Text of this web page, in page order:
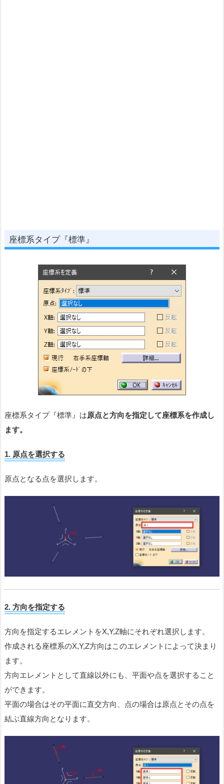
座標系タイプ『標準』
座標系タイプ『標準』は原点と方向を指定して座標系を作成し
ます。
1. 原点を選択する
原点となる点を選択します。
2. 方向を指定する
方向を指定するエレメントをX,Y,Z軸にそれぞれ選択します。
作成される座標系のX,Y,Z方向はこのエレメントによって決まり
ます。
方向エレメントとして直線以外にも、平面や点を選択すること
ができます。
平面の場合はその平面に直交方向、点の場合は原点とその点を
結ぶ直線方向となります。